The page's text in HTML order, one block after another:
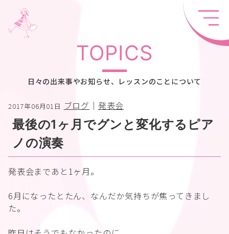
TOPICS
日々の出来事やお知らせ、レッスンのことについて
2017年06月01日 ブログ ｜ 発表会
最後の1ヶ月でグンと変化するピア
ノの演奏
発表会まであと1ヶ月。
6月になったとたん、なんだか気持ちが焦ってきまし
た。